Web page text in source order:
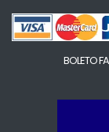
BOLETO